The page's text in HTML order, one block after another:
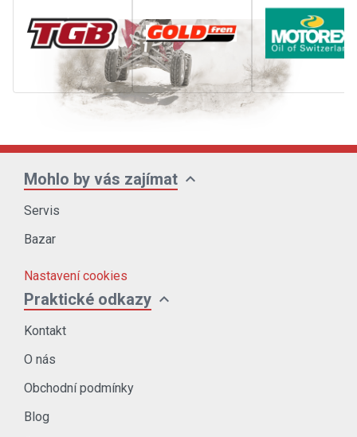
Mohlo by vás zajímat expand_more
Servis
Bazar
Nastavení cookies
Praktické odkazy expand_more
Kontakt
O nás
Obchodní podmínky
Blog